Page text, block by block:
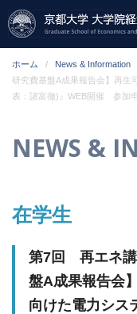
ホーム News & Information
研究費基盤A成果報告会】再生
表：諸富徹)』WEB開催 参加
NEWS &
在学生
第7回 再エネ講
盤A成果報告会
向けた電力シス